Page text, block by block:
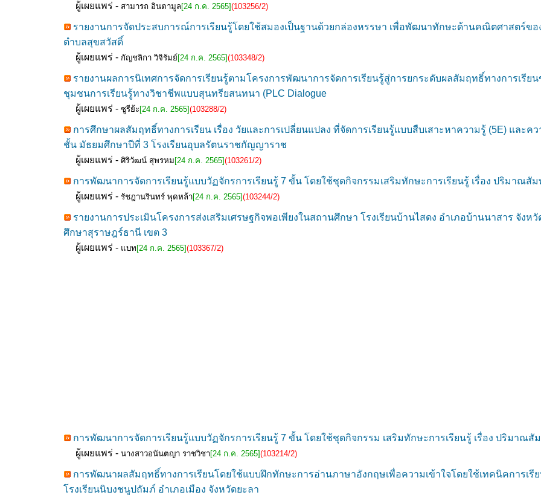
ผู้เผยแพร่ - สามารถ อินตามูล [24 ก.ค. 2565](103256/2)
รายงานการจัดประสบการณ์การเรียนรู้โดยใช้สมองเป็นฐานด้วยกล่องหรรษา เพื่อพัฒนาทักษะด้านคณิตศาสตร์ข
ตำบลสุขสวัสดิ์
ผู้เผยแพร่ - กัญชลิกา วิจิรัมย์ [24 ก.ค. 2565](103348/2)
รายงานผลการนิเทศการจัดการเรียนรู้ตามโครงการพัฒนาการจัดการเรียนรู้สู่การยกระดับผลสัมฤทธิ์ทางการเรีย
ชุมชนการเรียนรู้ทางวิชาชีพแบบสุนทรียสนทนา (PLC Dialogue
ผู้เผยแพร่ - ซูรีย้ะ [24 ก.ค. 2565](103288/2)
การศึกษาผลสัมฤทธิ์ทางการเรียน เรื่อง วัยและการเปลี่ยนแปลง ที่จัดการเรียนรู้แบบสืบเสาะหาความรู้ (5E) และค
ชั้น มัธยมศึกษาปีที่ 3 โรงเรียนอุบลรัตนราชกัญญาราช
ผู้เผยแพร่ - ศิริวัฒน์ สุพรหม [24 ก.ค. 2565](103261/2)
การพัฒนาการจัดการเรียนรู้แบบวัฏจักรการเรียนรู้ 7 ขั้น โดยใช้ชุดกิจกรรมเสริมทักษะการเรียนรู้ เรื่อง ปริมาณ
ผู้เผยแพร่ - รัชฎานรินทร์ พุดหล้า[24 ก.ค. 2565](103244/2)
รายงานการประเมินโครงการส่งเสริมเศรษฐกิจพอเพียงในสถานศึกษา โรงเรียนบ้านไสดง อำเภอบ้านนาสาร จั
ศึกษาสุราษฎร์ธานี เขต 3
ผู้เผยแพร่ - แบท [24 ก.ค. 2565](103367/2)
การพัฒนาการจัดการเรียนรู้แบบวัฏจักรการเรียนรู้ 7 ขั้น โดยใช้ชุดกิจกรรม เสริมทักษะการเรียนรู้ เรื่อง ปริมาณ
ผู้เผยแพร่ - นางสาวอนันตญา ราชวิชา[24 ก.ค. 2565](103214/2)
การพัฒนาผลสัมฤทธิ์ทางการเรียนโดยใช้แบบฝึกทักษะการอ่านภาษาอังกฤษเพื่อความเข้าใจโดยใช้เทคนิคการเ
โรงเรียนนิบงชนูปถัมภ์ อำเภอเมือง จังหวัดยะลา